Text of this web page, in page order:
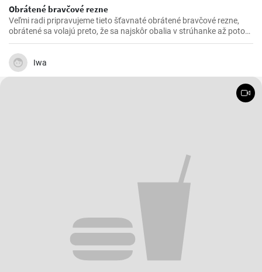
Obrátené bravčové rezne
Veľmi radi pripravujeme tieto šťavnaté obrátené bravčové rezne,
obrátené sa volajú preto, že sa najskôr obalia v strúhanke až potom
vo vajíčku. Sú krásne jemné a veľmi šťavnaté. V kombinácii s
čerstvou zeleninou sú výborné.
Iwa